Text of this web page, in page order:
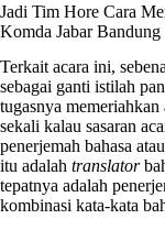
Jadi Tim Hore Cara
Komda Jabar Bandung
Terkait acara ini,
sebagai ganti istilah
tugasnya
sekali kalau sasaran
penerjemah bahasa
itu adalah translator
tepatnya adalah
kombinasi kata-kata